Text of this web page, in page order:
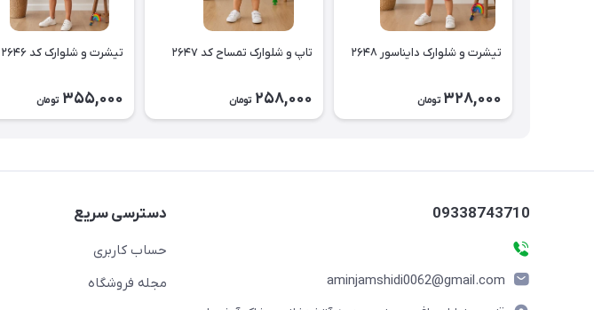
تیشرت و شلوارک دایناسور ۲۶۴۸
328,000 تومان
تاپ و شلوارک تمساح کد ۲۶۴۷
258,000 تومان
تیشرت و شلوارک کد ۲۶۴۶
355,000 تومان
09338743710
aminjamshidi0062@gmail.com
دسترسی سریع
حساب کاربری
مجله فروشگاه